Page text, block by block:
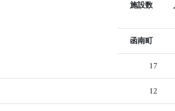
施設数
函南町
17
12